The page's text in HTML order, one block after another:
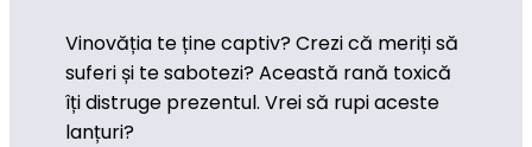
Vinovăția te ține captiv? Crezi că meriți să
suferi și te sabotezi? Această rană toxică
îți distruge prezentul. Vrei să rupi aceste
lanțuri?